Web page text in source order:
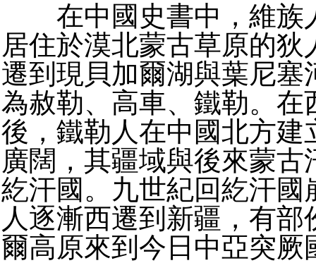
在中國史書中，維族
居住於漠北蒙古草原的狄
遷到現貝加爾湖與葉尼塞
為赦勒、高車、鐵勒。在
後，鐵勒人在中國北方建
廣闊，其疆域與後來蒙古
紇汗國。九世紀回紇汗國
人逐漸西遷到新疆，有部
爾高原來到今日中亞突厥